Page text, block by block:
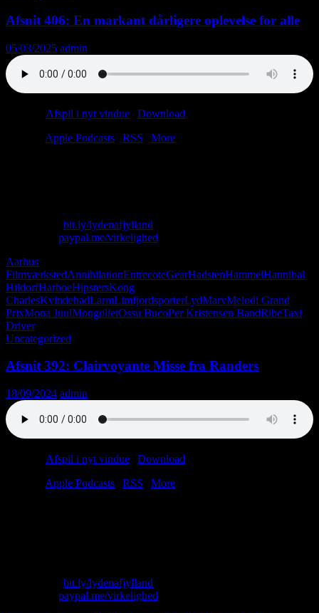
Afsnit 406: En markant dårligere oplevelse for alle
05/03/2025 admin
Afspil i nyt vindue Download
Apple Podcasts RSS
More
bit.ly/lydenafjylland
paypal.me/virkelighed
Aarhus
FilmværkstedAnnihilationEntrecoteGearHadstenHammelHannibal
HildorfHarboeHipstersKong
CharlesKvindehadLarmLimfjordsporterLydMarvMelodi Grand
PrixMona JuulMongolietOssu BucoPer Kristensen BandRibeTaxi
Driver
Uncategorized
Afsnit 392: Clairvoyante Misse fra Randers
18/09/2024 admin
Afspil i nyt vindue Download
Apple Podcasts RSS
More
bit.ly/lydenafjylland
paypal.me/virkelighed